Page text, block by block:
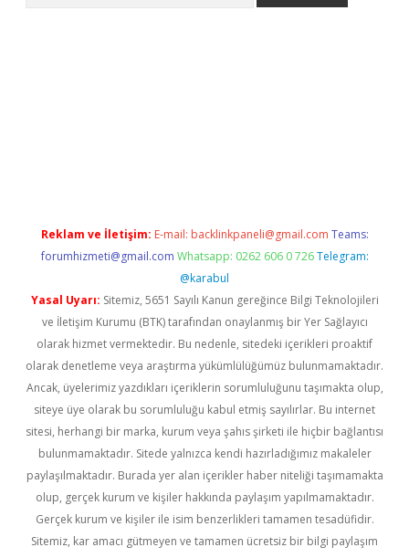
Reklam ve İletişim: E-mail: backlinkpaneli@gmail.com Teams:
forumhizmeti@gmail.com Whatsapp: 0262 606 0 726 Telegram:
@karabul
Yasal Uyarı: Sitemiz, 5651 Sayılı Kanun gereğince Bilgi Teknolojileri
ve İletişim Kurumu (BTK) tarafından onaylanmış bir Yer Sağlayıcı
olarak hizmet vermektedir. Bu nedenle, sitedeki içerikleri proaktif
olarak denetleme veya araştırma yükümlülüğümüz bulunmamaktadır.
Ancak, üyelerimiz yazdıkları içeriklerin sorumluluğunu taşımakta olup,
siteye üye olarak bu sorumluluğu kabul etmiş sayılırlar. Bu internet
sitesi, herhangi bir marka, kurum veya şahıs şirketi ile hiçbir bağlantısı
bulunmamaktadır. Sitede yalnızca kendi hazırladığımız makaleler
paylaşılmaktadır. Burada yer alan içerikler haber niteliği taşımamakta
olup, gerçek kurum ve kişiler hakkında paylaşım yapılmamaktadır.
Gerçek kurum ve kişiler ile isim benzerlikleri tamamen tesadüfidir.
Sitemiz, kar amacı gütmeyen ve tamamen ücretsiz bir bilgi paylaşım